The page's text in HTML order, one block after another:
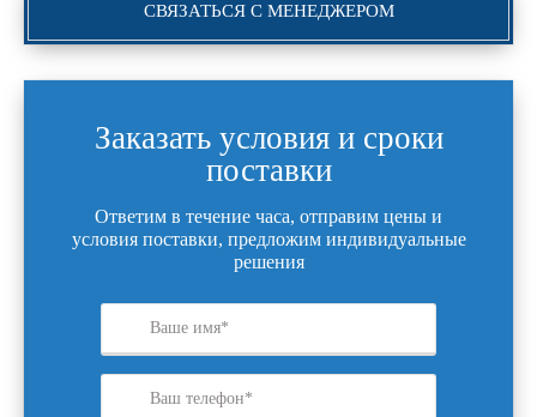
СВЯЗАТЬСЯ С МЕНЕДЖЕРОМ
Заказать условия и сроки
поставки
Ответим в течение часа, отправим цены и
условия поставки, предложим индивидуальные
решения